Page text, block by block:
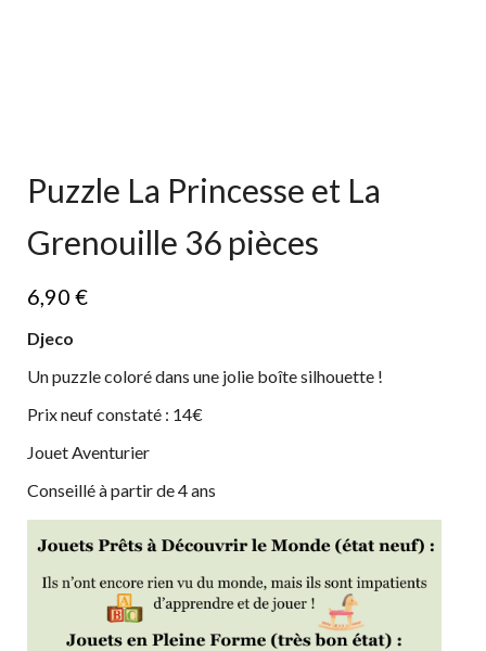
Puzzle La Princesse et La
Grenouille 36 pièces
6,90 €
Djeco
Un puzzle coloré dans une jolie boîte silhouette !
Prix neuf constaté : 14€
Jouet Aventurier
Conseillé à partir de 4 ans